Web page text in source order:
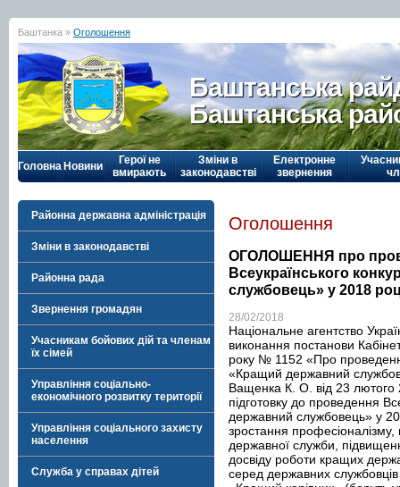
Баштанка » Оголошення
Баштанська
Баштанська
Головна Новини
Герої не
вмирають
Зміни в
законодавстві
Електронне
звернення
Районна державна адміністрація
Зміни в законодавстві
Районна рада
Звернення громадян
Учасникам бойових дій та членам
їх сімей
Управління соціально-
економічного розвитку території
Управління соціального захисту
населення
Служба у справах дітей
Оголошення
ОГОЛОШЕННЯ про
Всеукраїнського
службовець» у 2018
28/02/2018
Національне агентство
виконання постанови
року № 1152 «Про
«Кращий державний
Ващенка К. О. від 23
підготовку до проведення
державний службовець» у
зростання професіоналізму,
державної служби,
досвіду роботи кращих
серед державних